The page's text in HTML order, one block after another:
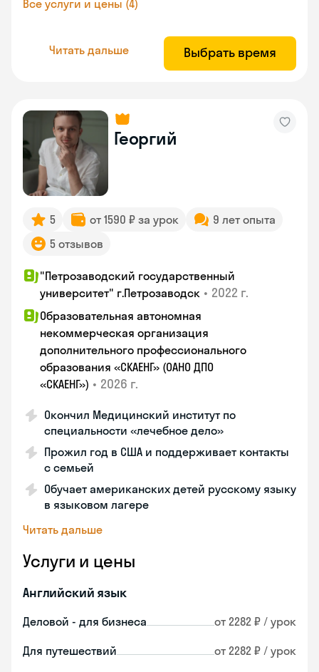
Все услуги и цены (4)
Читать дальше Выбрать время
Георгий
5 от 1590 ₽ за урок
9 лет опыта
5 отзывов
"Петрозаводский государственный
университет" г.Петрозаводск • 2022 г.
Образовательная автономная
некоммерческая организация
дополнительного профессионального
образования «СКАЕНГ» (ОАНО ДПО
«СКАЕНГ») • 2026 г.
Окончил Медицинский институт по
специальности «лечебное дело»
Прожил год в США и поддерживает контакты
с семьей
Обучает американских детей русскому языку
в языковом лагере
Читать дальше
Услуги и цены
Английский язык
Деловой - для бизнеса от 2282 ₽ / урок
Для путешествий от 2282 ₽ / урок